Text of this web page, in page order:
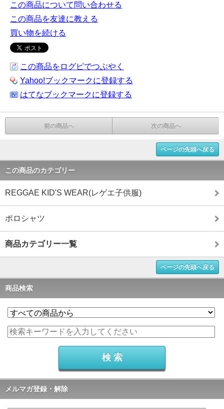
この商品について問い合わせる
この商品を友達に教える
買い物を続ける
この商品をログピでつぶやく
Yahoo!ブックマークに登録する
はてなブックマークに登録する
前の商品へ 次の商品へ
ページの先頭へ戻る
この商品のカテゴリー
REGGAE KID'S WEAR(レゲエ子供服)
ポロシャツ
商品カテゴリー一覧
ページの先頭へ戻る
商品検索
メルマガ登録・解除